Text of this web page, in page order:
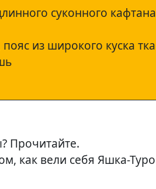
суконного
из широкого куска
Прочитайте.
как вели себя Яшка-